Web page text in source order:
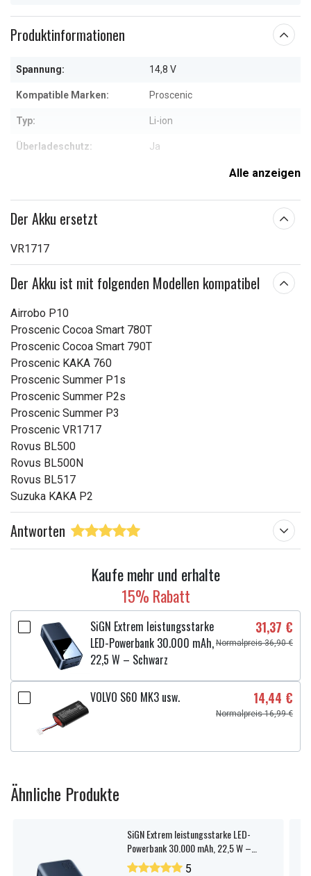
Produktinformationen
Spannung: 14,8 V
Kompatible Marken: Proscenic
Typ: Li-ion
Überladeschutz: Ja
69,00 x 37,30 x 37,30 mm
Kapazität: 2600 mAh
Alle anzeigen
Der Akku ersetzt
VR1717
Der Akku ist mit folgenden Modellen kompatibel
Airrobo P10
Proscenic Cocoa Smart 780T
Proscenic Cocoa Smart 790T
Proscenic KAKA 760
Proscenic Summer P1s
Proscenic Summer P2s
Proscenic Summer P3
Proscenic VR1717
Rovus BL500
Rovus BL500N
Rovus BL517
Suzuka KAKA P2
Antworten
Kaufe mehr und erhalte
15% Rabatt
SiGN Extrem leistungsstarke
LED-Powerbank 30.000 mAh,
22,5 W – Schwarz
31,37 €
Normalpreis 36,90 €
VOLVO S60 MK3 usw. 14,44 €
Normalpreis 16,99 €
Ähnliche Produkte
SiGN Extrem leistungsstarke LED-
Powerbank 30.000 mAh, 22,5 W –
Schwarz
5